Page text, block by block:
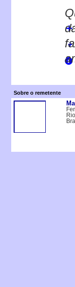
Sobre o remetente